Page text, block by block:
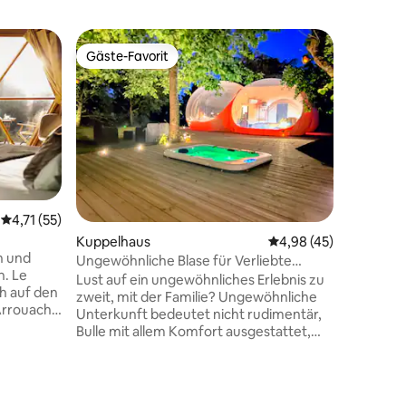
Bewertungen
Durchschnittliche Bewertung: 4,71 von 5, 55 Bewertungen
4,71 (55)
und
Le
auf den
Gäste-Favorit
Gäste-Favorit
Kuppelhaus Durchschnittliche
4,98 (45)
Ungewöhnliche Blase für Verliebte
Privater Jacuzzi •
Lust auf ein ungewöhnliches Erlebnis zu
zweit, mit der Familie? Ungewöhnliche
Unterkunft bedeutet nicht rudimentär,
Bulle mit allem Komfort ausgestattet,